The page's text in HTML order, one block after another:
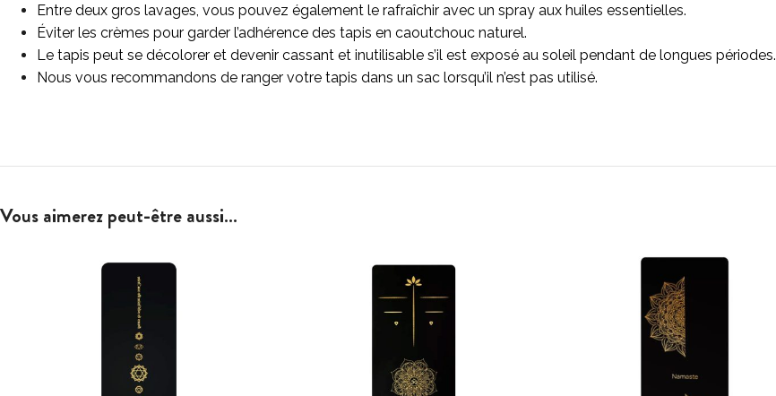
Entre deux gros lavages, vous pouvez également le rafraîchir avec un spray aux huiles essentielles.
Éviter les crèmes pour garder l’adhérence des tapis en caoutchouc naturel.
Le tapis peut se décolorer et devenir cassant et inutilisable s’il est exposé au soleil pendant de longues périodes.
Nous vous recommandons de ranger votre tapis dans un sac lorsqu’il n’est pas utilisé.
Vous aimerez peut-être aussi…